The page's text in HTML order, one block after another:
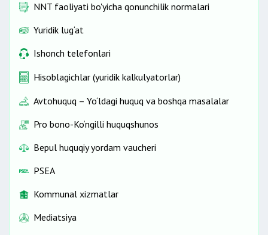
NNT faoliyati bo'yicha qonunchilik normalari
Yuridik lug‘at
Ishonch telefonlari
Hisoblagichlar (yuridik kalkulyatorlar)
Avtohuquq – Yo‘ldagi huquq va boshqa masalalar
Pro bono-Ko‘ngilli huquqshunos
Bepul huquqiy yordam vaucheri
PSEA
Kommunal xizmatlar
Mediatsiya